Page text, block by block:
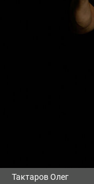
Тактаров Олег